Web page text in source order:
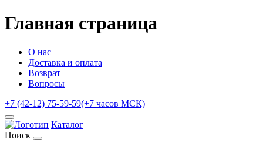
Главная страница
О нас
Доставка и оплата
Возврат
Вопросы
+7 (42-12) 75-59-59(+7 часов МСК)
Каталог
Поиск